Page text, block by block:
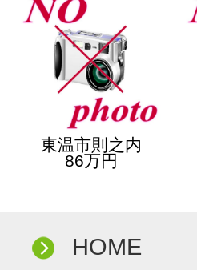
東温市則之内
86万円
HOME